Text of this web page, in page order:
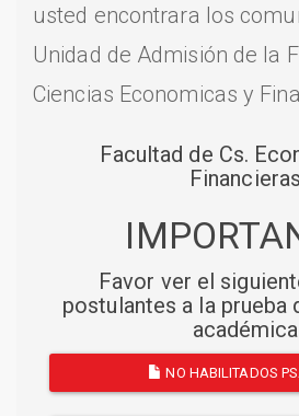
usted encontrara los
Unidad de Admisión de la
Ciencias Economicas y
Facultad de Cs.
Financieras
Favor ver el
postulantes a la prueba
académica
NO HABILITADOS